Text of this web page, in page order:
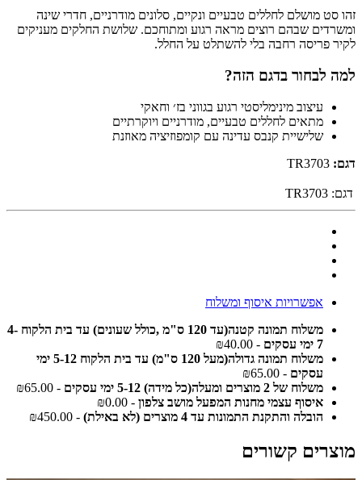
זהו סט מושלם לחללים טבעיים ונקיים, סלונים מודרניים, חדרי שינה
ומשרדים שבהם רוצים מראה רגוע ומתוחכם. שלושת החלקים מעניקים
לקיר פריסה רחבה בלי להשתלט על החלל.
למה לבחור בדגם הזה?
עיצוב מינימליסטי רגוע בגווני בז׳ וחאקי
מתאים לחללים טבעיים, מודרניים ויוקרתיים
שלישיית קנבס עדינה עם קומפוזיציה מאוזנת
דגם:
דגם: TR3703
אפשרויות איסוף ומשלוח
משלוח תמונה קטנה(עד 120 ס"מ ,כולל שעונים) עד בית הלקוח 4-
7 ימי עסקים
- ₪40.00
משלוח תמונה גדולה(מעל 120 ס"מ) עד בית הלקוח 5-12 ימי
עסקים - ₪65.00
משלוח של 2 מוצרים ומעלה(כל מידה) 5-12 ימי עסקים
- ₪65.00
איסוף עצמי מחנות המפעל מושב צלפון - ₪0.00
הובלה והתקנת התמונות עד 4 מוצרים (לא באילת)
- ₪450.00
מוצרים קשורים